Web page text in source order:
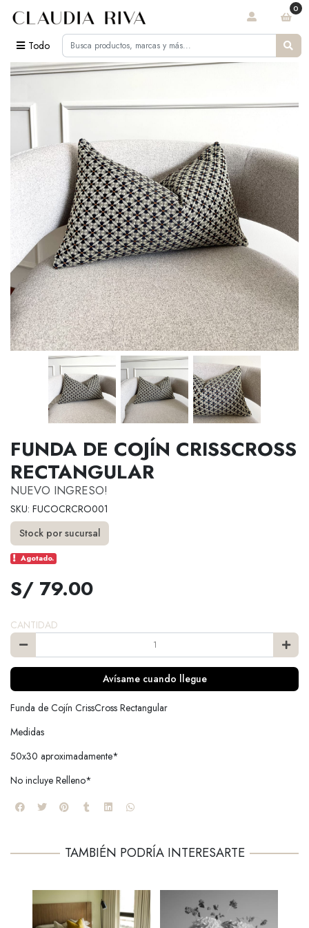
Todo
0
FUNDA DE COJÍN CRISSCROSS
RECTANGULAR
NUEVO INGRESO!
SKU: FUCOCRCRO001
Stock por sucursal
Agotado.
S/ 79.00
CANTIDAD
Avísame cuando llegue
Funda de Cojín CrissCross Rectangular
Medidas
50x30 aproximadamente*
No incluye Relleno*
TAMBIÉN PODRÍA INTERESARTE